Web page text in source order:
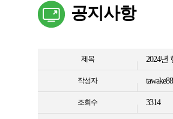
공지사항
제목 2024년
작성자 tawake88
조회수 3314